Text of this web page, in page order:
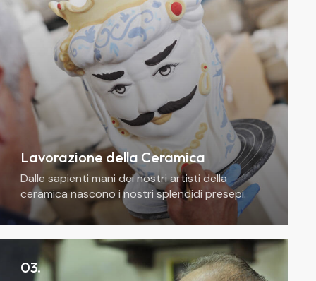
Lavorazione della Ceramica
Dalle sapienti mani dei nostri artisti della
ceramica nascono i nostri splendidi presepi.
Meravigliosi manufatti di argilla, lavorati a mano
nei laboratori di Caltagirone, a cui su richiesta
potrete fare…
03.